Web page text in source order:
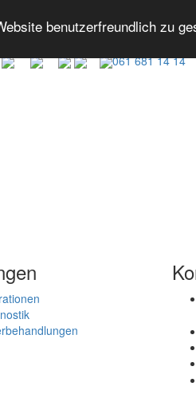
benutzerfreundlich zu
061 681 14 14